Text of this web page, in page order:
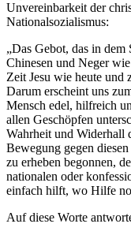
Unvereinbarkeit der
Nationalsozialismus:
„Das Gebot, das in
Chinesen und Neger
Zeit Jesu wie heute und
Darum erscheint uns
Mensch edel, hilfreich
allen Geschöpfen
Wahrheit und Widerhall
Bewegung gegen
zu erheben begonnen,
nationalen oder
einfach hilft, wo Hilfe
Auf diese Worte